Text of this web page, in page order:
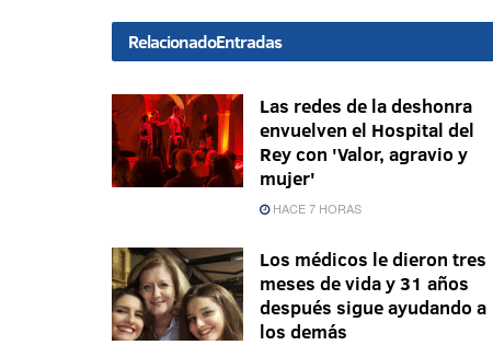
RelacionadoEntradas
Las redes de la deshonra
envuelven el Hospital del
Rey con 'Valor, agravio y
mujer'
HACE 7 HORAS
Los médicos le dieron tres
meses de vida y 31 años
después sigue ayudando a
los demás